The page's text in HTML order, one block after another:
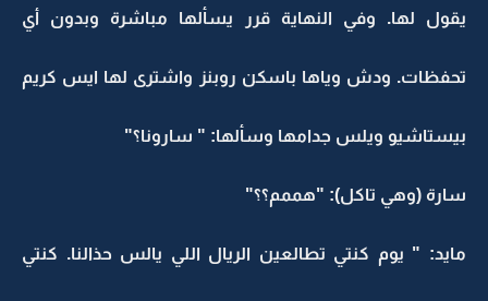
يقول لها. وفي النهاية قرر يسألها مباشرة وبدون أي
تحفظات. ودش وياها باسكن روبنز واشترى لها ايس كريم
بيستاشيو ويلس جدامها وسألها: " سارونا؟"
سارة (وهي تاكل): "هممم؟؟"
مايد: " يوم كنتي تطالعين الريال اللي يالس حذالنا. كنتي